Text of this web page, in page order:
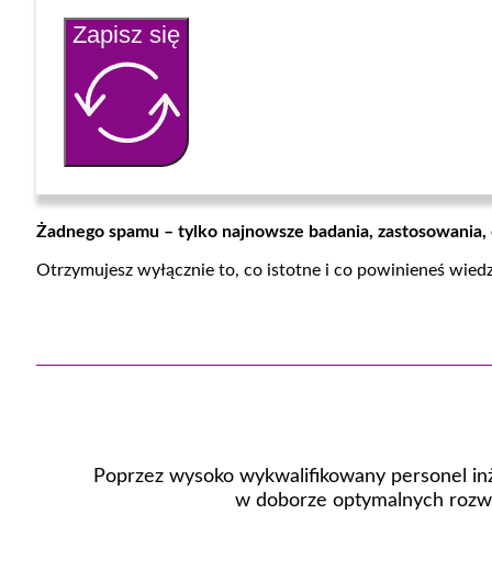
Zapisz się
Żadnego spamu – tylko najnowsze badania,
Otrzymujesz wyłącznie to, co istotne i co powinieneś
Poprzez wysoko wykwalifikowany personel
w doborze optymalnych